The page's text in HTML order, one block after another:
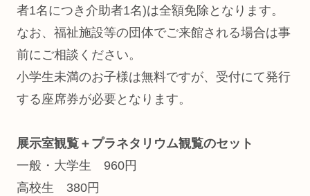
者1名につき介助者1名)は全額免除となります。
なお、福祉施設等の団体でご来館される場合は事
前にご相談ください。
小学生未満のお子様は無料ですが、受付にて発行
する座席券が必要となります。
展示室観覧＋プラネタリウム観覧のセット
一般・大学生 960円
高校生 380円